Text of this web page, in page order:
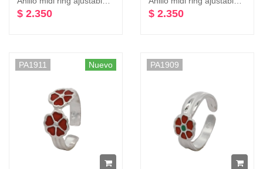
$ 2.350 $ 2.350
PA1911 Nuevo PA1909